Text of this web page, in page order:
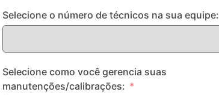
Selecione o número de técnicos na sua equipe:
Selecione como você gerencia suas
manutenções/calibrações: